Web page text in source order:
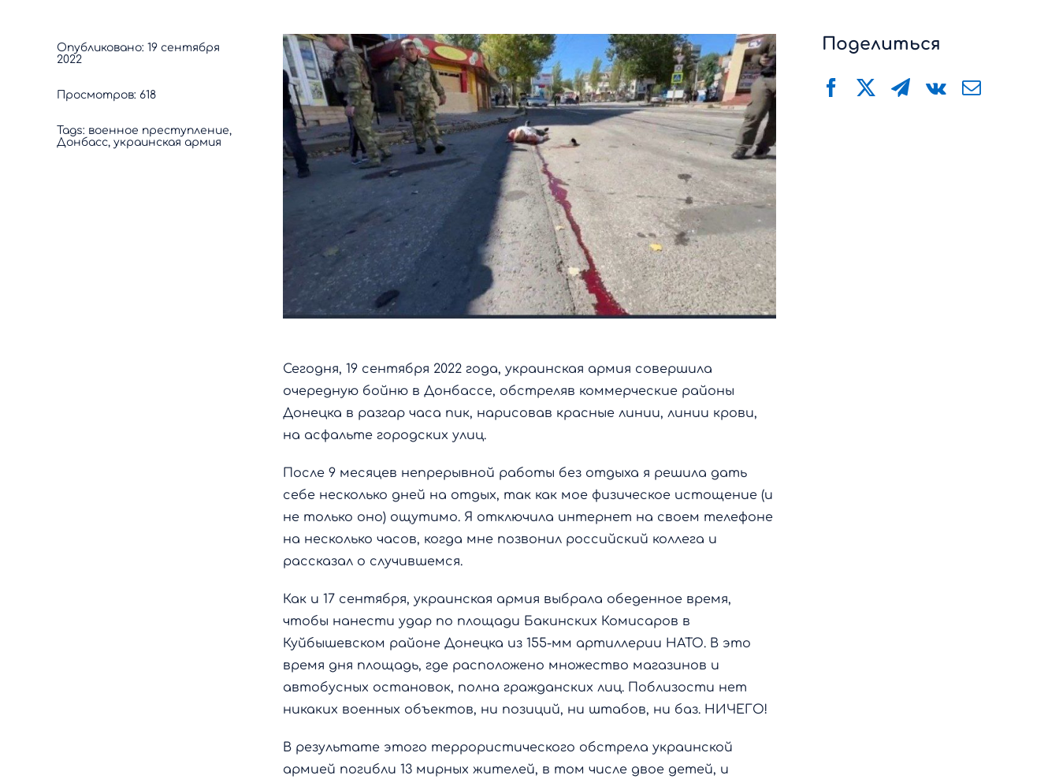
Опубликовано: 19 сентября
2022
Просмотров: 618
Tags: военное преступление,
Донбасс, украинская армия
Сегодня, 19 сентября 2022 года, украинская армия совершила
очередную бойню в Донбассе, обстреляв коммерческие районы
Донецка в разгар часа пик, нарисовав красные линии, линии крови,
на асфальте городских улиц.
После 9 месяцев непрерывной работы без отдыха я решила дать
себе несколько дней на отдых, так как мое физическое истощение (и
не только оно) ощутимо. Я отключила интернет на своем телефоне
на несколько часов, когда мне позвонил российский коллега и
рассказал о случившемся.
Как и 17 сентября, украинская армия выбрала обеденное время,
чтобы нанести удар по площади Бакинских Комисаров в
Куйбышевском районе Донецка из 155-мм артиллерии НАТО. В это
время дня площадь, где расположено множество магазинов и
автобусных остановок, полна гражданских лиц. Поблизости нет
никаких военных объектов, ни позиций, ни штабов, ни баз. НИЧЕГО!
В результате этого террористического обстрела украинской
армией погибли 13 мирных жителей, в том числе двое детей, и
Поделиться